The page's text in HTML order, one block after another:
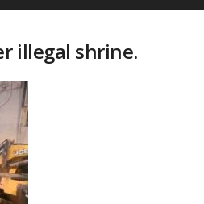
illegal shrine.